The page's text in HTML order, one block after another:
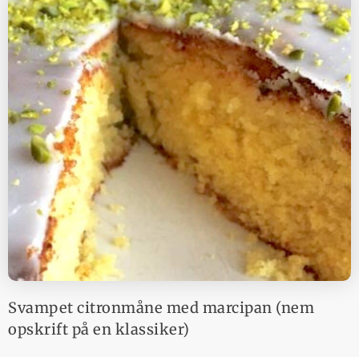
Svampet citronmåne med marcipan (nem
opskrift på en klassiker)